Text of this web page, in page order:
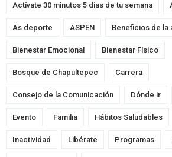
Actívate 30 minutos 5 días de tu semana
As deporte ASPEN Beneficios de la
Bienestar Emocional Bienestar Físico
Bosque de Chapultepec Carrera
Consejo de la Comunicación Dónde ir
Evento Familia Hábitos Saludables
Inactividad Libérate Programas